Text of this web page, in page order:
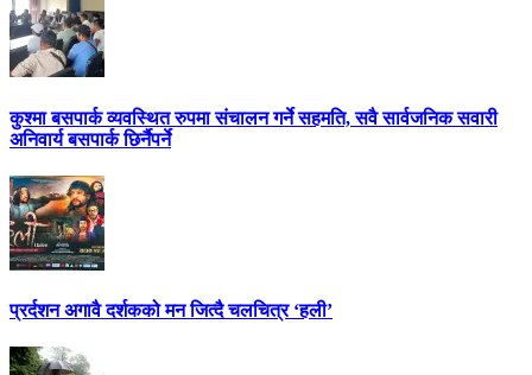
कुश्मा बसपार्क व्यवस्थित रुपमा संचालन गर्ने सहमति, सवै सार्वजनिक सवारी
अनिवार्य बसपार्क छिर्नैपर्ने
प्रर्दशन अगावै दर्शकको मन जित्दै चलचित्र ‘हली’